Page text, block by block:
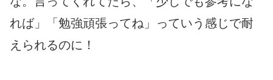
れば」「勉強頑張ってね」っていう感じで耐
えられるのに！